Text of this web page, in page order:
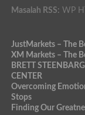
Masalah RSS: WP
JustMarkets – The
XM Markets – The
BRETT
CENTER
Overcoming
Stops
Finding Our